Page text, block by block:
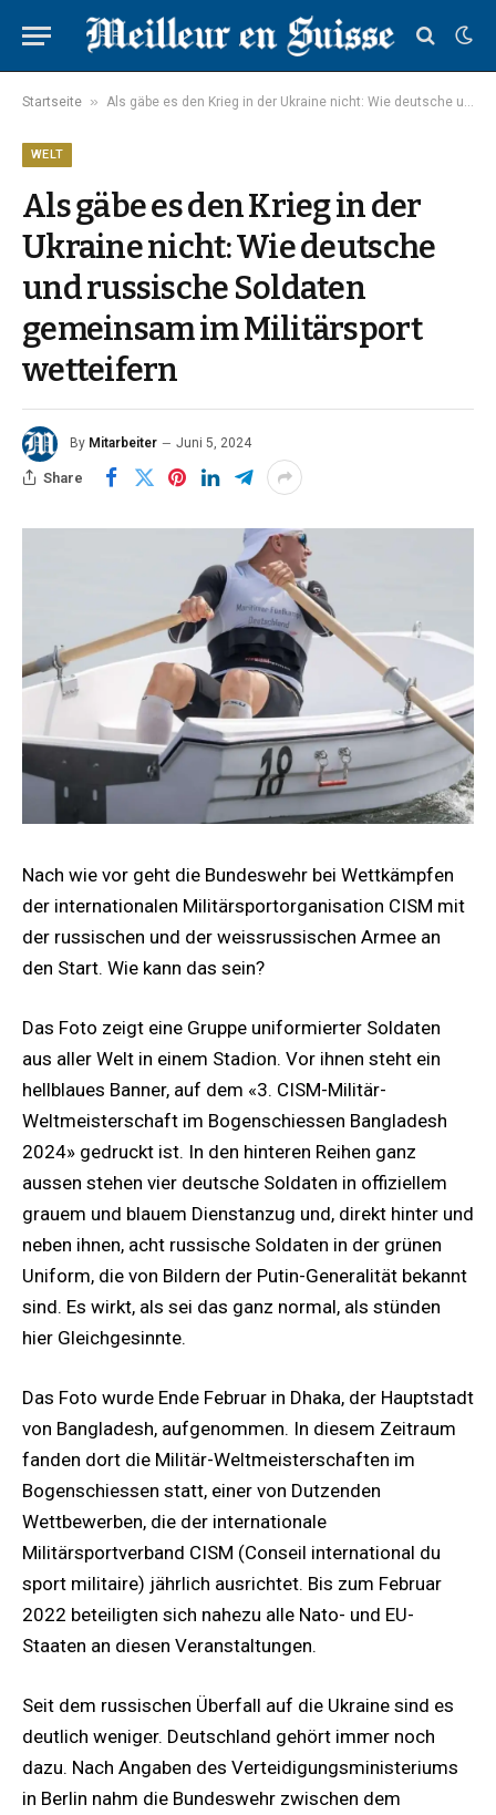
Startseite » Als gäbe es den Krieg in der Ukraine nicht: Wie deutsche und russische Soldaten gemeinsam im Militärsport wetteifern
WELT
Als gäbe es den Krieg in der
Ukraine nicht: Wie deutsche
und russische Soldaten
gemeinsam im Militärsport
wetteifern
By Mitarbeiter Juni 5, 2024
Share
Nach wie vor geht die Bundeswehr bei Wettkämpfen
der internationalen Militärsportorganisation CISM mit
der russischen und der weissrussischen Armee an
den Start. Wie kann das sein?
Das Foto zeigt eine Gruppe uniformierter Soldaten
aus aller Welt in einem Stadion. Vor ihnen steht ein
hellblaues Banner, auf dem «3. CISM-Militär-
Weltmeisterschaft im Bogenschiessen Bangladesh
2024» gedruckt ist. In den hinteren Reihen ganz
aussen stehen vier deutsche Soldaten in offiziellem
grauem und blauem Dienstanzug und, direkt hinter und
neben ihnen, acht russische Soldaten in der grünen
Uniform, die von Bildern der Putin-Generalität bekannt
sind. Es wirkt, als sei das ganz normal, als stünden
hier Gleichgesinnte.
Das Foto wurde Ende Februar in Dhaka, der Hauptstadt
von Bangladesh, aufgenommen. In diesem Zeitraum
fanden dort die Militär-Weltmeisterschaften im
Bogenschiessen statt, einer von Dutzenden
Wettbewerben, die der internationale
Militärsportverband CISM (Conseil international du
sport militaire) jährlich ausrichtet. Bis zum Februar
2022 beteiligten sich nahezu alle Nato- und EU-
Staaten an diesen Veranstaltungen.
Seit dem russischen Überfall auf die Ukraine sind es
deutlich weniger. Deutschland gehört immer noch
dazu. Nach Angaben des Verteidigungsministeriums
in Berlin nahm die Bundeswehr zwischen dem